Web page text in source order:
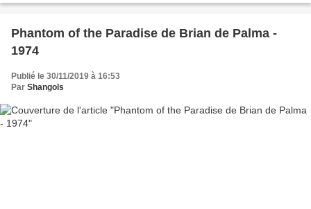
Phantom of the Paradise de Brian de Palma -
1974
Publié le 30/11/2019 à 16:53
Par Shangols